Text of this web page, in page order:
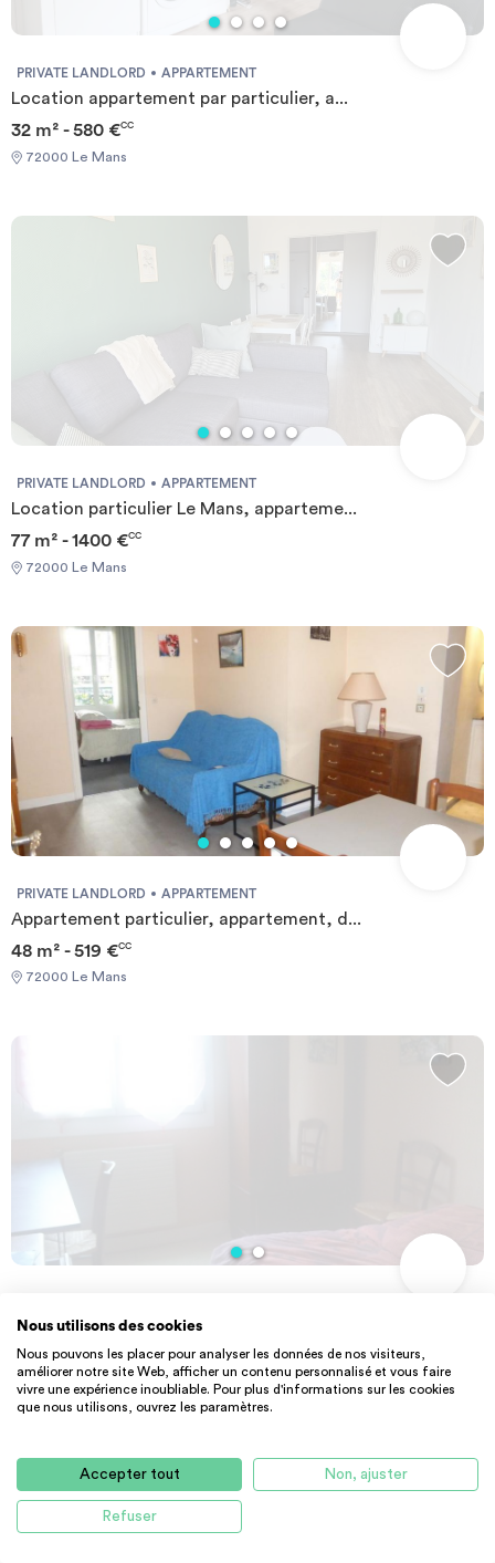
PRIVATE LANDLORD APPARTEMENT
Location appartement par particulier, a...
32 m² - 580 €CC
72000 Le Mans
PRIVATE LANDLORD APPARTEMENT
Location particulier Le Mans, apparteme...
77 m² - 1400 €CC
72000 Le Mans
PRIVATE LANDLORD APPARTEMENT
Appartement particulier, appartement, d...
48 m² - 519 €CC
72000 Le Mans
Particulier location Le Mans, chambre, ...
16 m² - 350 €CC
72000 Le Mans
Nous utilisons des cookies
Nous pouvons les placer pour analyser les données de nos visiteurs,
améliorer notre site Web, afficher un contenu personnalisé et vous faire
vivre une expérience inoubliable. Pour plus d'informations sur les cookies
que nous utilisons, ouvrez les paramètres.
Accepter tout Non, ajuster
Refuser